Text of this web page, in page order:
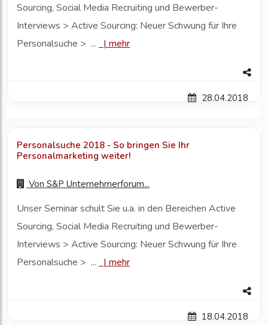
Sourcing, Social Media Recruiting und Bewerber-
Interviews > Active Sourcing: Neuer Schwung für Ihre
Personalsuche > ...
| mehr
28.04.2018
Personalsuche 2018 - So bringen Sie Ihr
Personalmarketing weiter!
Von S&P Unternehmerforum...
Unser Seminar schult Sie u.a. in den Bereichen Active
Sourcing, Social Media Recruiting und Bewerber-
Interviews > Active Sourcing: Neuer Schwung für Ihre
Personalsuche > ...
| mehr
18.04.2018